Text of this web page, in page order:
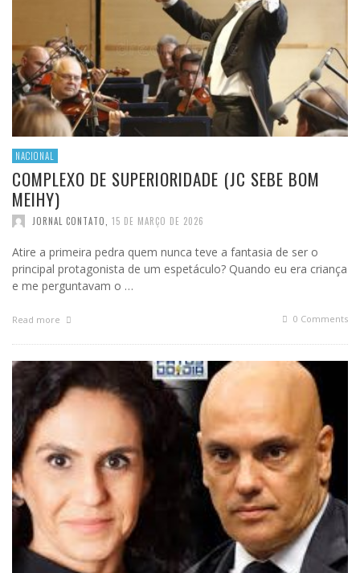
NACIONAL
COMPLEXO DE SUPERIORIDADE (JC SEBE BOM
MEIHY)
JORNAL CONTATO, 15 DE MARÇO DE 2026
Atire a primeira pedra quem nunca teve a fantasia de ser o
principal protagonista de um espetáculo? Quando eu era criança
e me perguntavam o …
Read more 0 Comments